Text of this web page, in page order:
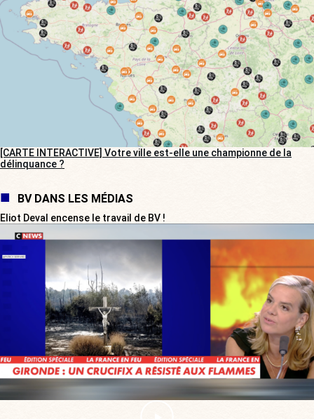
[CARTE INTERACTIVE] Votre ville est-elle une championne de la
délinquance ?
BV DANS LES MÉDIAS
Eliot Deval encense le travail de BV !